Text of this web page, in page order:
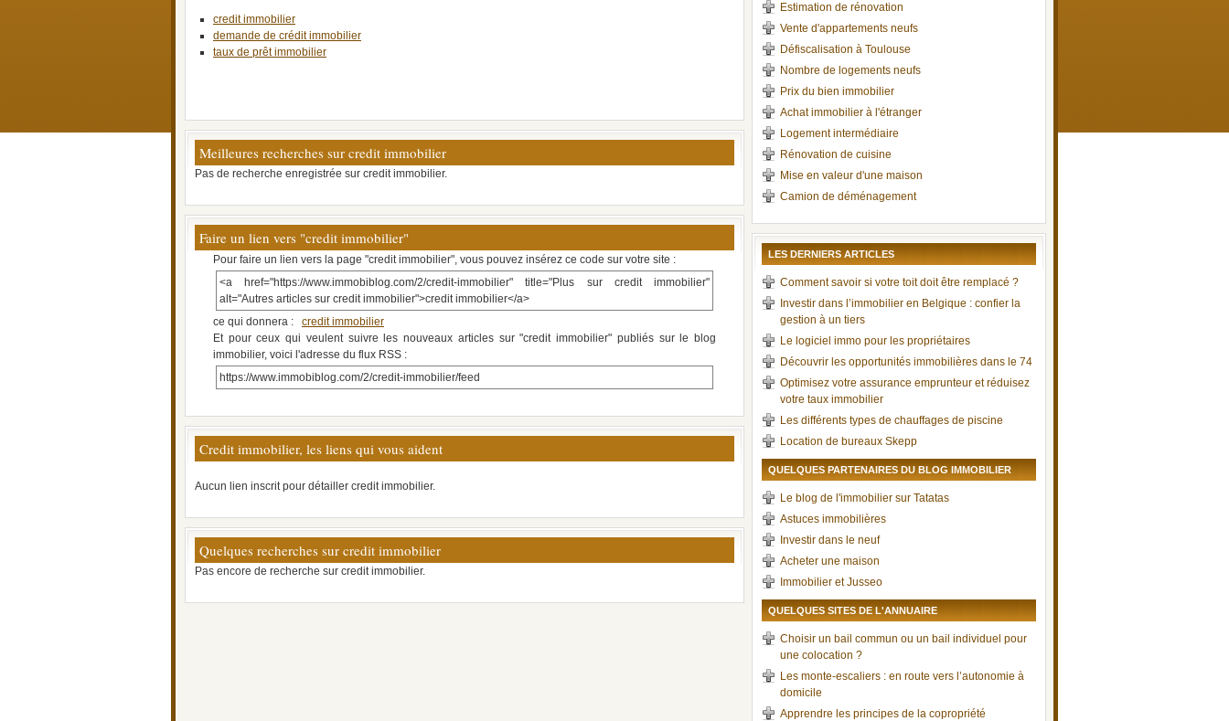
credit immobilier
demande de crédit immobilier
taux de prêt immobilier
Meilleures recherches sur credit immobilier
Pas de recherche enregistrée sur credit immobilier.
Faire un lien vers "credit immobilier"
Pour faire un lien vers la page "credit immobilier", vous pouvez insérez ce code sur votre site :
<a href="https://www.immobiblog.com/2/credit-immobilier" title="Plus sur credit immobilier"
alt="Autres articles sur credit immobilier">credit immobilier</a>
ce qui donnera :
credit immobilier
Et pour ceux qui veulent suivre les nouveaux articles sur "credit immobilier" publiés sur le blog
immobilier, voici l'adresse du flux RSS :
https://www.immobiblog.com/2/credit-immobilier/feed
Credit immobilier, les liens qui vous aident
Aucun lien inscrit pour détailler credit immobilier.
Quelques recherches sur credit immobilier
Pas encore de recherche sur credit immobilier.
Estimation de rénovation
Vente d'appartements neufs
Défiscalisation à Toulouse
Nombre de logements neufs
Prix du bien immobilier
Achat immobilier à l'étranger
Logement intermédiaire
Rénovation de cuisine
Mise en valeur d'une maison
Camion de déménagement
LES DERNIERS ARTICLES
Comment savoir si votre toit doit être remplacé ?
Investir dans l’immobilier en Belgique : confier la
gestion à un tiers
Le logiciel immo pour les propriétaires
Découvrir les opportunités immobilières dans le 74
Optimisez votre assurance emprunteur et réduisez
votre taux immobilier
Les différents types de chauffages de piscine
Location de bureaux Skepp
QUELQUES PARTENAIRES DU BLOG IMMOBILIER
Le blog de l'immobilier sur Tatatas
Astuces immobilières
Investir dans le neuf
Acheter une maison
Immobilier et Jusseo
QUELQUES SITES DE L'ANNUAIRE
Choisir un bail commun ou un bail individuel pour
une colocation ?
Les monte-escaliers : en route vers l’autonomie à
domicile
Apprendre les principes de la copropriété